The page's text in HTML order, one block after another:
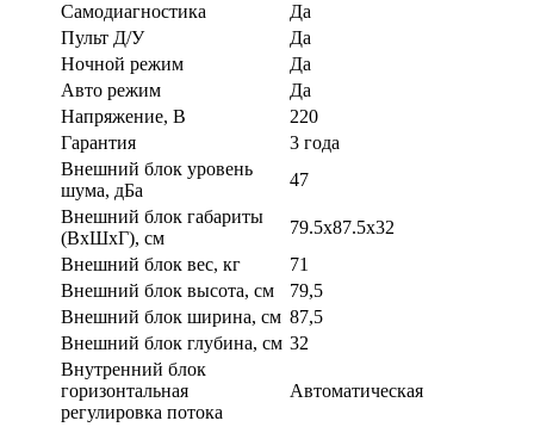
Самодиагностика
Да
Пульт Д/У
Да
Ночной режим
Да
Авто режим
Да
Напряжение, В
220
Гарантия
3 года
Внешний блок уровень
шума, дБа
47
Внешний блок габариты
(ВхШхГ), см
79.5x87.5x32
Внешний блок вес, кг
71
Внешний блок высота, см
79,5
Внешний блок ширина, см 87,5
Внешний блок глубина, см 32
Внутренний блок
горизонтальная
регулировка потока
Автоматическая